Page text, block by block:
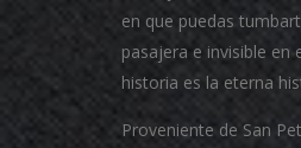
en que puedas
pasajera e invisible
historia es la eterna
Proveniente de San